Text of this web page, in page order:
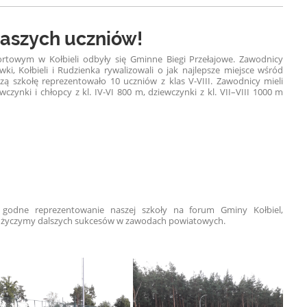
uczniów!
w Kołbieli odbyły się Gminne Biegi Przełajowe. Zawodnicy
Kołbieli i Rudzienka rywalizowali o jak najlepsze miejsce wśród
szkołę reprezentowało 10 uczniów z klas V-VIII. Zawodnicy mieli
i chłopcy z kl. IV-VI 800 m, dziewczynki z kl. VII–VIII 1000 m
reprezentowanie naszej szkoły na forum Gminy Kołbiel,
dalszych sukcesów w zawodach powiatowych.